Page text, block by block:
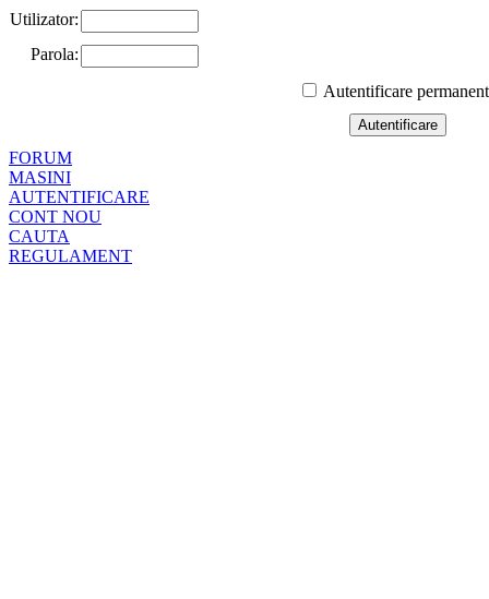
Utilizator:
Parola:
Autentificare
FORUM
MASINI
AUTENTIFICARE
CONT NOU
CAUTA
REGULAMENT